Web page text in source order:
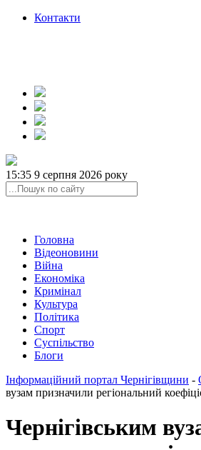
Контакти
15:35 9 серпня 2026 року
Головна
Відеоновини
Війна
Економіка
Кримінал
Культура
Політика
Спорт
Суспільство
Блоги
Інформаційний портал Чернігівщини -
вузам призначили регіональний
Чернігівським